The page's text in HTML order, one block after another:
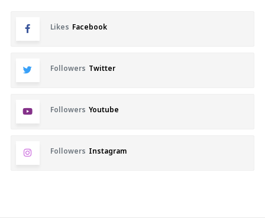
Likes Facebook
Followers Twitter
Followers Youtube
Followers Instagram